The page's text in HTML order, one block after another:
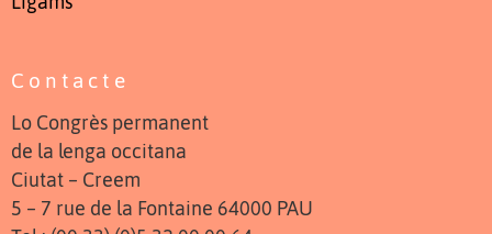
Contacte
Lo Congrès permanent
de la lenga occitana
Ciutat – Creem
5 – 7 rue de la Fontaine 64000 PAU